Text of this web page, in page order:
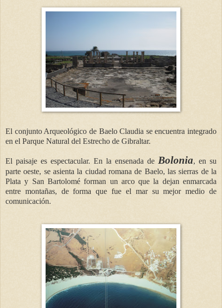
El conjunto Arqueológico de Baelo Claudia se encuentra integrado
en el Parque Natural del Estrecho de Gibraltar.
El paisaje es espectacular. En la ensenada de Bolonia, en su
parte oeste, se asienta la ciudad romana de Baelo, las sierras de la
Plata y San Bartolomé forman un arco que la dejan enmarcada
entre montañas, de forma que fue el mar su mejor medio de
comunicación.